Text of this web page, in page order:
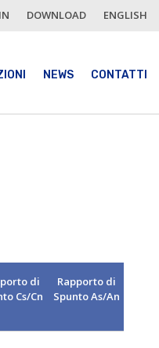
DOWNLOAD ENGLISH
NEWS CONTATTI
di
Cs/Cn
Rapporto di
Spunto As/An